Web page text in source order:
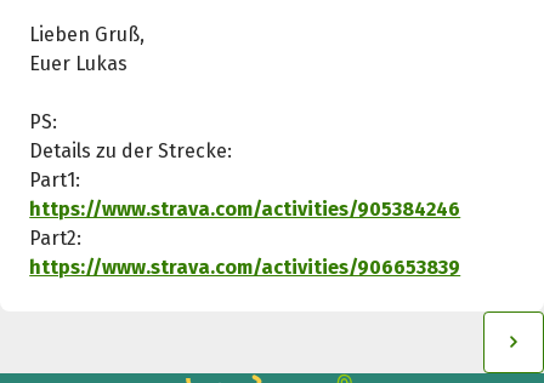
Lieben Gruß,
Euer Lukas
PS:
Details zu der Strecke:
Part1:
https://www.strava.com/activities/905384246
Part2:
https://www.strava.com/activities/906653839